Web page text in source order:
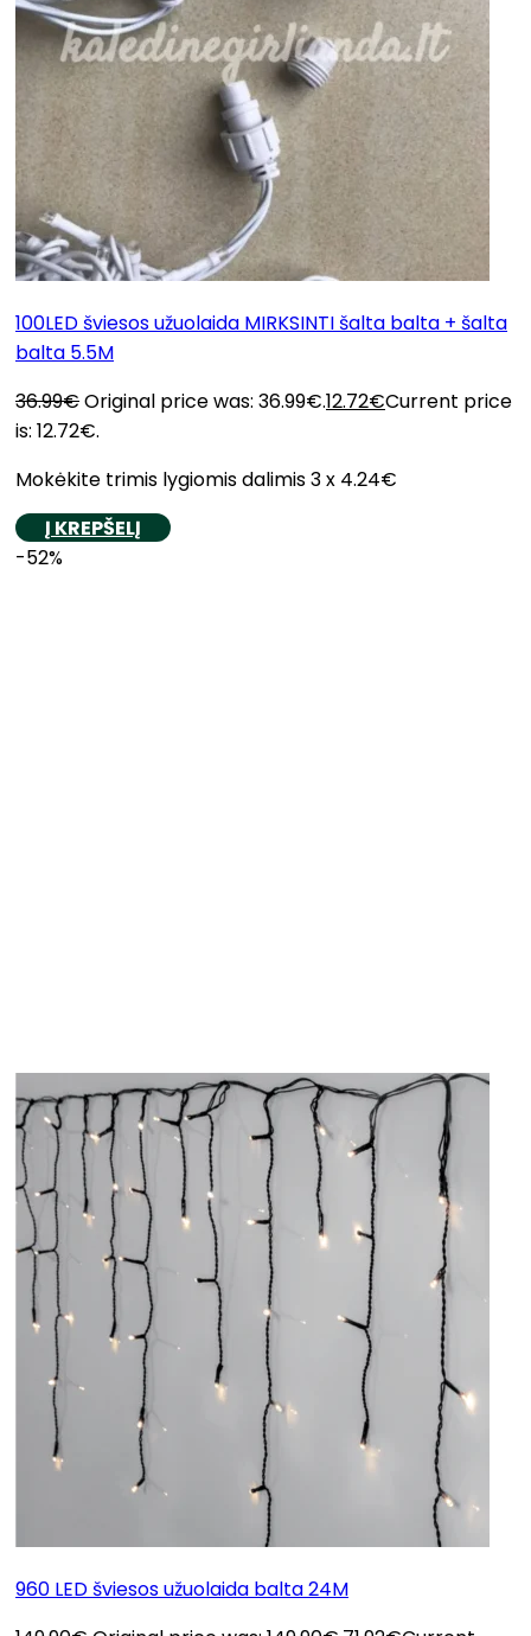
100LED šviesos užuolaida MIRKSINTI šalta balta + šalta
balta 5.5M
36.99€Original price was: 36.99€.12.72€Current price
is: 12.72€.
Mokėkite trimis lygiomis dalimis 3 x 4.24€
Į KREPŠELĮ
-52%
960 LED šviesos užuolaida balta 24M